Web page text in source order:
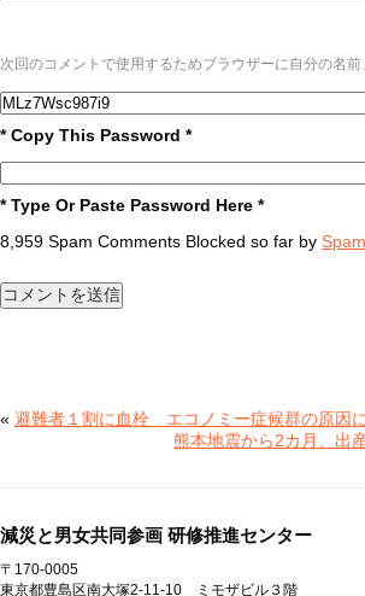
次回のコメントで使用するためブラウザーに自分の名
* Copy This Password *
* Type Or Paste Password Here *
8,959 Spam Comments Blocked so far by
« 避難者１割に血栓 エコノミー症候群の原因に
熊本地震から2カ月、出
減災と男女共同参画 研修推進センター
〒170-0005
東京都豊島区南大塚2-11-10 ミモザビル３階